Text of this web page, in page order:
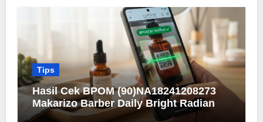
Tips
Hasil Cek BPOM (90)NA18241208273
Makarizo Barber Daily Bright Radiance
Face Wash